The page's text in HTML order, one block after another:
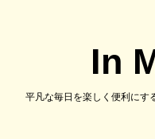
In
平凡な毎日を楽しく便利にす